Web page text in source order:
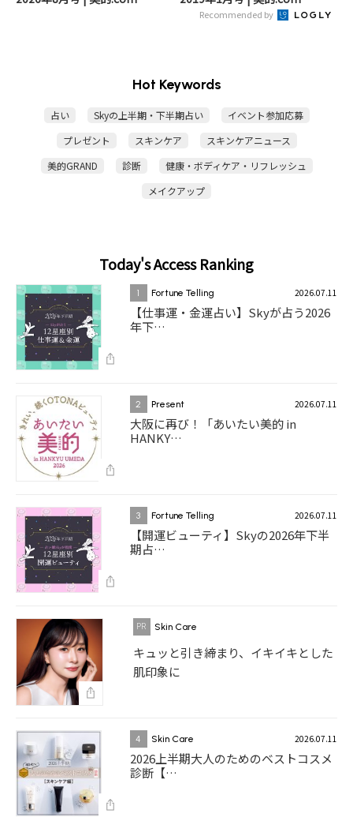
Recommended by
Hot Keywords
占い Skyの上半期・下半期占い
イベント参加応募
プレゼント
スキンケア
スキンケアニュース
美的GRAND
診断
健康・ボディケア・リフレッシュ
メイクアップ
Today's Access Ranking
1 Fortune Telling 2026.07.11
【仕事運・金運占い】Skyが占う2026
年下…
2 Present 2026.07.11
大阪に再び！「あいたい美的 in
HANKY…
3 Fortune Telling 2026.07.11
【開運ビューティ】Skyの2026年下半
期占…
Skin Care
キュッと引き締まり、イキイキとした
肌印象に
4 Skin Care 2026.07.11
2026上半期大人のためのベストコスメ
診断【…